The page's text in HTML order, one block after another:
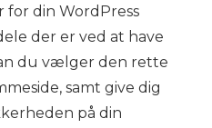
din WordPress
der er ved at have
du vælger den rette
samt give dig
på din